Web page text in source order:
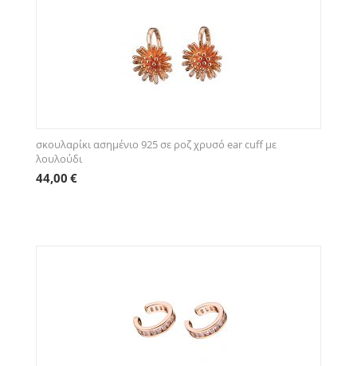
σκουλαρίκι ασημένιο 925 σε ροζ χρυσό ear cuff με
λουλούδι
44,00 €